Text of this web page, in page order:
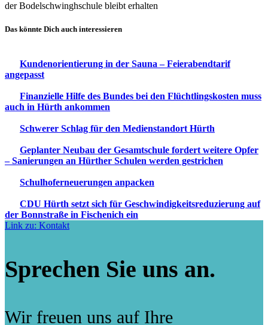
der Bodelschwinghschule bleibt erhalten
Das könnte Dich auch interessieren
Kundenorientierung in der Sauna – Feierabendtarif
angepasst
Finanzielle Hilfe des Bundes bei den Flüchtlingskosten muss
auch in Hürth ankommen
Schwerer Schlag für den Medienstandort Hürth
Geplanter Neubau der Gesamtschule fordert weitere Opfer
– Sanierungen an Hürther Schulen werden gestrichen
Schulhoferneuerungen anpacken
CDU Hürth setzt sich für Geschwindigkeitsreduzierung auf
der Bonnstraße in Fischenich ein
Link zu: Kontakt
Sprechen Sie uns an.
Wir freuen uns auf Ihre